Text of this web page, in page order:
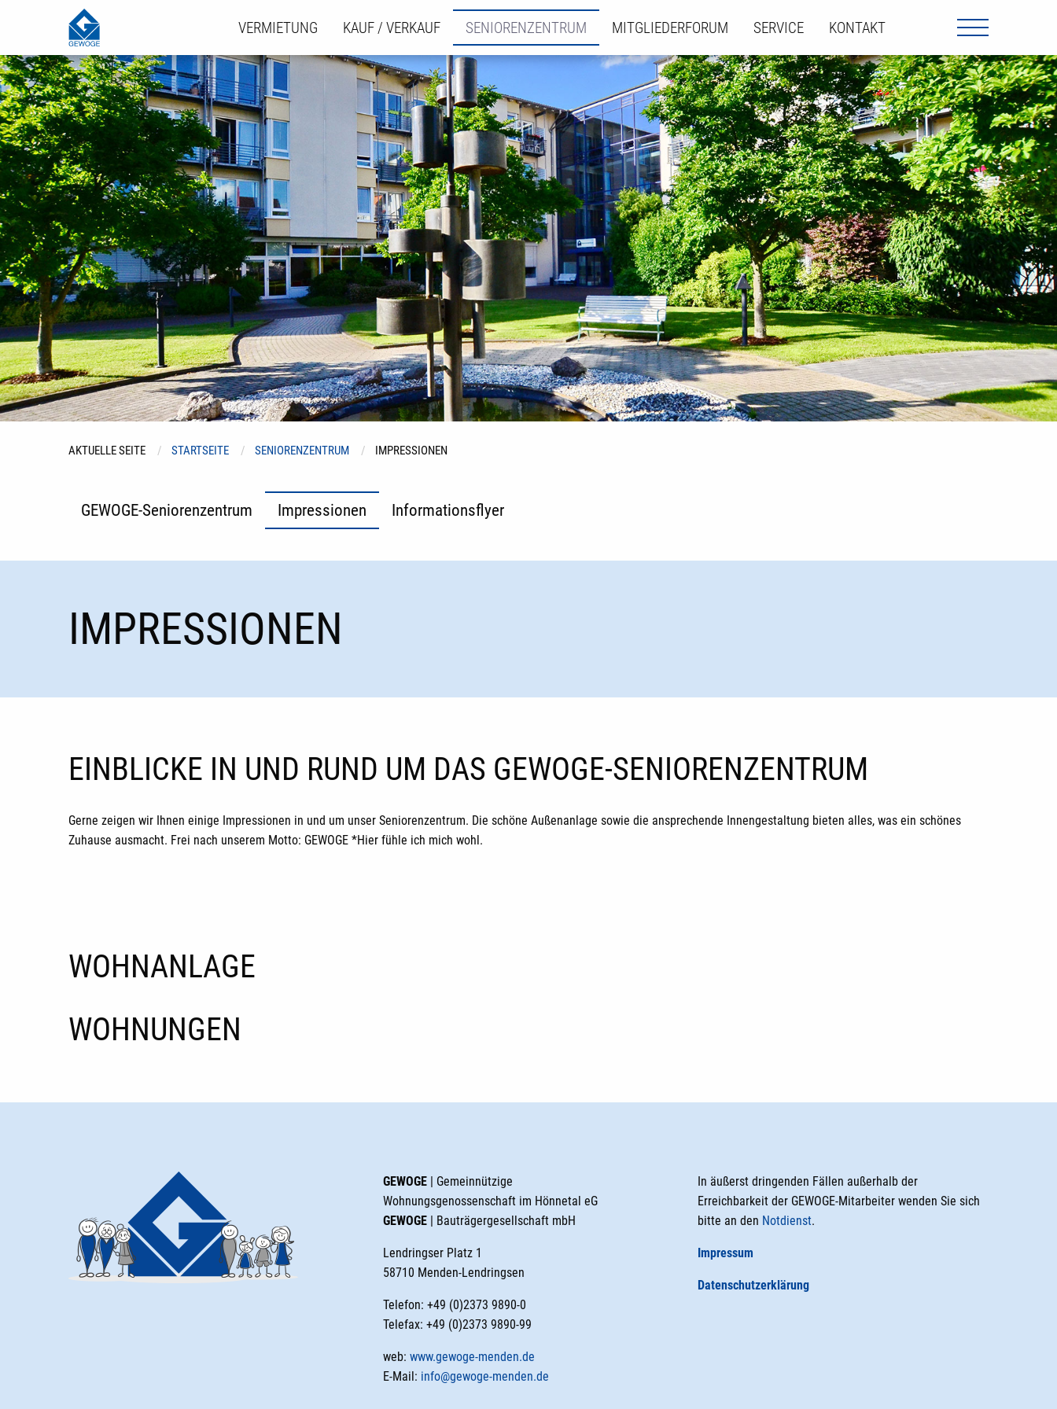
VERMIETUNG KAUF / VERKAUF SENIORENZENTRUM MITGLIEDERFORUM SERVICE KONTAKT
AKTUELLE SEITE STARTSEITE SENIORENZENTRUM IMPRESSIONEN
GEWOGE-Seniorenzentrum Impressionen Informationsflyer
IMPRESSIONEN
EINBLICKE IN UND RUND UM DAS GEWOGE-SENIORENZENTRUM
Gerne zeigen wir Ihnen einige Impressionen in und um unser Seniorenzentrum. Die schöne Außenanlage sowie die ansprechende Innengestaltung bieten alles, was ein schönes
Zuhause ausmacht. Frei nach unserem Motto: GEWOGE *Hier fühle ich mich wohl.
WOHNANLAGE
WOHNUNGEN
GEWOGE| Gemeinnützige
Wohnungsgenossenschaft im Hönnetal eG
GEWOGE| Bauträgergesellschaft mbH
Lendringser Platz 1
58710 Menden-Lendringsen
Telefon: +49 (0)2373 9890-0
Telefax: +49 (0)2373 9890-99
web: www.gewoge-menden.de
E-Mail: info@gewoge-menden.de
In äußerst dringenden Fällen außerhalb der
Erreichbarkeit der GEWOGE-Mitarbeiter wenden Sie sich
bitte an den Notdienst.
Impressum
Datenschutzerklärung